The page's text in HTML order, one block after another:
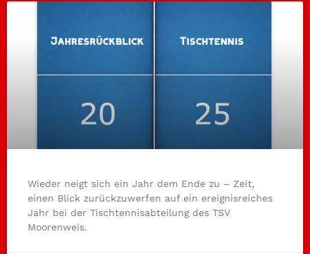
Wieder neigt sich ein Jahr dem Ende zu – Zeit,
einen Blick zurückzuwerfen auf ein ereignisreiches
Jahr bei der Tischtennisabteilung des TSV
Moorenweis.